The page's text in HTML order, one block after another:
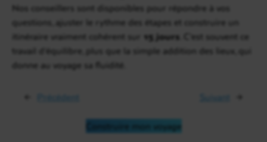
Nos conseillers sont disponibles pour répondre à vos
questions, ajuster le rythme des étapes et construire un
itinéraire vraiment cohérent sur
15 jours . C’est souvent ce
travail d’équilibre, plus que la simple addition des lieux, qui
donne au voyage sa fluidité.
← Suivant →
Construire mon voyage